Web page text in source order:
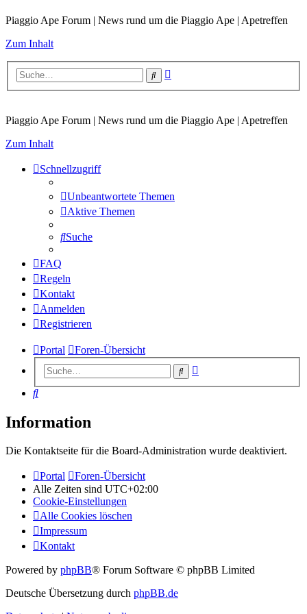
Piaggio Ape Forum | News rund um die Piaggio Ape | Apetreffen
Zum Inhalt
Suche
Piaggio Ape Forum | News rund um die Piaggio Ape | Apetreffen
Zum Inhalt
Schnellzugriff
Unbeantwortete Themen
Aktive Themen
Suche
FAQ
Regeln
Kontakt
Anmelden
Registrieren
Portal Foren-Übersicht
Suche
Suche
Information
Die Kontaktseite für die Board-Administration wurde deaktiviert.
Portal
Foren-Übersicht
Alle Zeiten sind UTC+02:00
Cookie-Einstellungen
Alle Cookies löschen
Impressum
Kontakt
Powered by phpBB® Forum Software © phpBB Limited
Deutsche Übersetzung durch phpBB.de